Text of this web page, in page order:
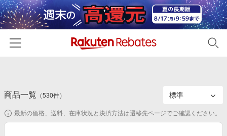
カテゴリー一覧
百貨店・総合ECモール
イベント一覧
商品一覧 （530件）
最新の価格、送料、在庫状況と決済方法は遷移先ページでご確認ください。